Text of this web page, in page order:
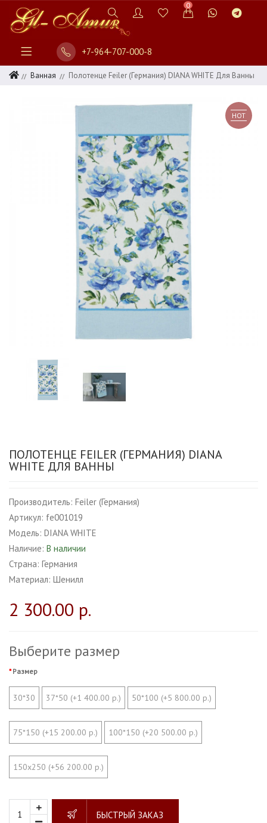
0
+7-964-707-000-8
Ванная Полотенце Feiler (Германия) DIANA WHITE Для Ванны
HOT
ПОЛОТЕНЦЕ FEILER (ГЕРМАНИЯ) DIANA
WHITE ДЛЯ ВАННЫ
Производитель: Feiler (Германия)
Артикул: fe001019
Модель: DIANA WHITE
Наличие: В наличии
Страна: Германия
Материал: Шенилл
2 300.00 р.
Выберите размер
Размер
30*30 37*50 (+1 400.00 р.) 50*100 (+5 800.00 р.)
75*150 (+15 200.00 р.) 100*150 (+20 500.00 р.)
150х250 (+56 200.00 р.)
БЫСТРЫЙ ЗАКАЗ